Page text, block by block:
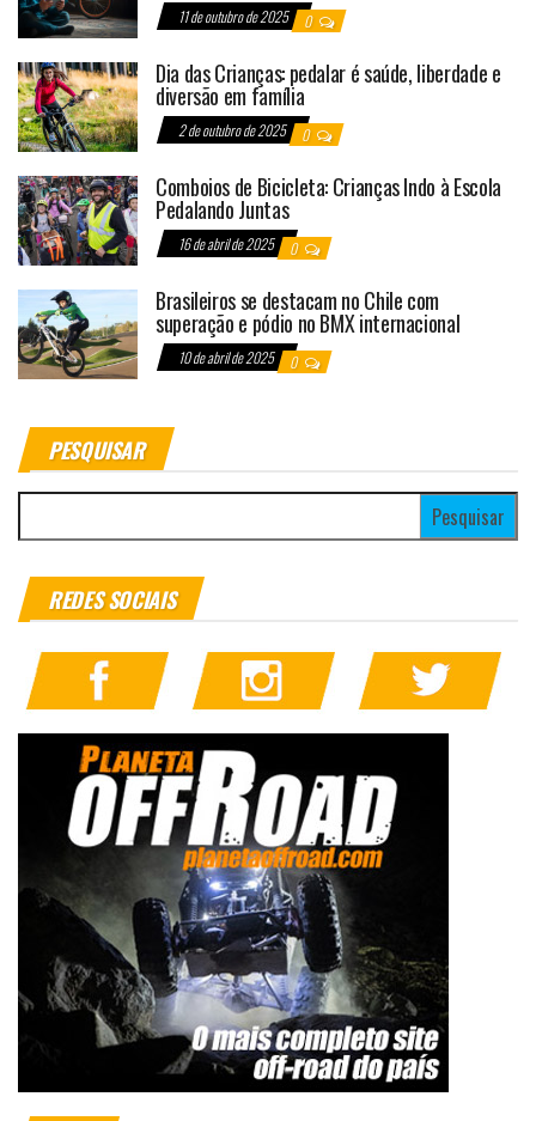
11 de outubro de 2025 0
Dia das Crianças: pedalar é saúde, liberdade e
diversão em família
2 de outubro de 2025 0
Comboios de Bicicleta: Crianças Indo à Escola
Pedalando Juntas
16 de abril de 2025 0
Brasileiros se destacam no Chile com
superação e pódio no BMX internacional
10 de abril de 2025 0
PESQUISAR
REDES SOCIAIS